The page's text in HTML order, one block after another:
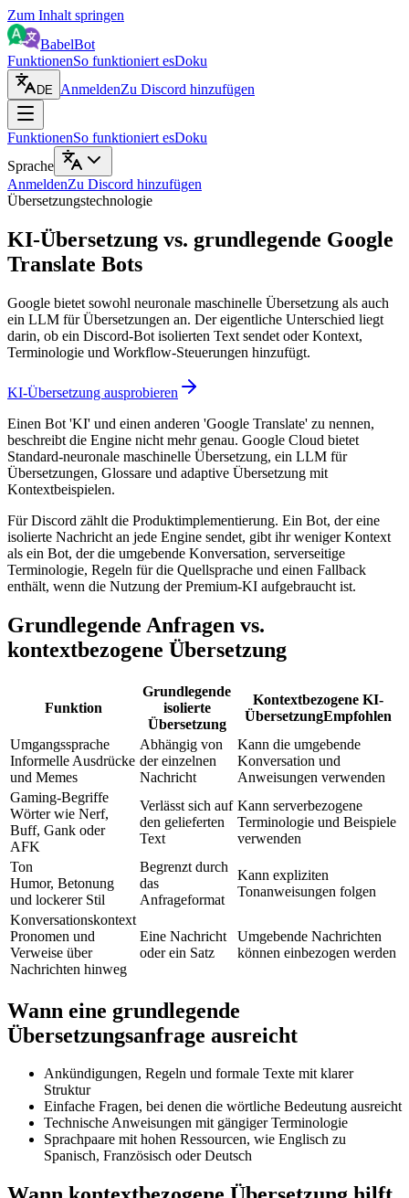
Zum Inhalt springen
BabelBot
FunktionenSo funktioniert esDoku
DE AnmeldenZu Discord hinzufügen
FunktionenSo funktioniert esDoku
Sprache
AnmeldenZu Discord hinzufügen
Übersetzungstechnologie
KI-Übersetzung vs. grundlegende Google
Translate Bots
Google bietet sowohl neuronale maschinelle Übersetzung als auch
ein LLM für Übersetzungen an. Der eigentliche Unterschied liegt
darin, ob ein Discord-Bot isolierten Text sendet oder Kontext,
Terminologie und Workflow-Steuerungen hinzufügt.
KI-Übersetzung ausprobieren
Einen Bot 'KI' und einen anderen 'Google Translate' zu nennen,
beschreibt die Engine nicht mehr genau. Google Cloud bietet
Standard-neuronale maschinelle Übersetzung, ein LLM für
Übersetzungen, Glossare und adaptive Übersetzung mit
Kontextbeispielen.
Für Discord zählt die Produktimplementierung. Ein Bot, der eine
isolierte Nachricht an jede Engine sendet, gibt ihr weniger Kontext
als ein Bot, der die umgebende Konversation, serverseitige
Terminologie, Regeln für die Quellsprache und einen Fallback
enthält, wenn die Nutzung der Premium-KI aufgebraucht ist.
Grundlegende Anfragen vs.
kontextbezogene Übersetzung
Funktion
Grundlegende
isolierte
Übersetzung
Kontextbezogene KI-
ÜbersetzungEmpfohlen
Umgangssprache
Informelle Ausdrücke
und Memes
Abhängig von
der einzelnen
Nachricht
Kann die umgebende
Konversation und
Anweisungen verwenden
Gaming-Begriffe
Wörter wie Nerf,
Buff, Gank oder
AFK
Verlässt sich auf
den gelieferten
Text
Kann serverbezogene
Terminologie und Beispiele
verwenden
Ton
Humor, Betonung
und lockerer Stil
Begrenzt durch
das
Anfrageformat
Kann expliziten
Tonanweisungen folgen
Konversationskontext
Pronomen und
Verweise über
Nachrichten hinweg
Eine Nachricht
oder ein Satz
Umgebende Nachrichten
können einbezogen werden
Wann eine grundlegende
Übersetzungsanfrage ausreicht
Ankündigungen, Regeln und formale Texte mit klarer
Struktur
Einfache Fragen, bei denen die wörtliche Bedeutung ausreicht
Technische Anweisungen mit gängiger Terminologie
Sprachpaare mit hohen Ressourcen, wie Englisch zu
Spanisch, Französisch oder Deutsch